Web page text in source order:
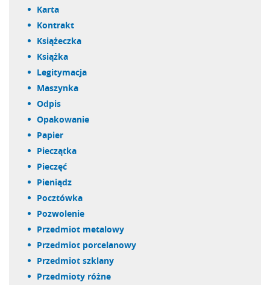
karta
kontrakt
książeczka
książka
legitymacja
maszynka
odpis
opakowanie
papier
pieczątka
pieczęć
pieniądz
pocztówka
pozwolenie
przedmiot metalowy
przedmiot porcelanowy
przedmiot szklany
przedmioty różne